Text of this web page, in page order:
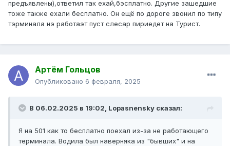
предъявлены),ответил так ехай,бэсплатно. Другие зашедшие
тоже также ехали бесплатно. Он ещё по дороге звонил по типу
тэрминала нэ работаэт пуст слесар пириедет на Турист.
Артём Гольцов
Опубликовано 6 февраля, 2025
В 06.02.2025 в 19:02, Lopasnensky сказал:
Я на 501 как то бесплатно поехал из-за не работающего
терминала. Водила был наверняка из "бывших" и на